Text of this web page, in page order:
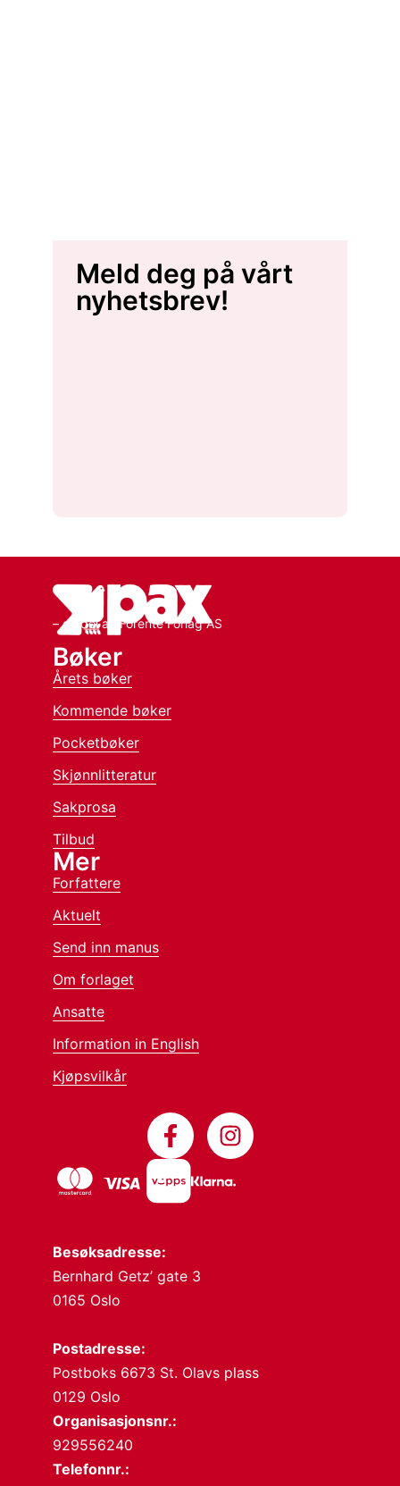
Meld deg på vårt
nyhetsbrev!
– en del av Forente Forlag AS
Besøksadresse:
Bernhard Getz’ gate 3
0165 Oslo
Postadresse:
Postboks 6673 St. Olavs plass
0129 Oslo
Organisasjonsnr.:
929556240
Telefonnr.:
Bøker
Årets bøker
Kommende bøker
Pocketbøker
Skjønnlitteratur
Sakprosa
Tilbud
Mer
Forfattere
Aktuelt
Send inn manus
Om forlaget
Ansatte
Information in English
Kjøpsvilkår